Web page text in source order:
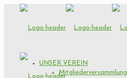
UNSER VEREIN
Mitgliederversammlung